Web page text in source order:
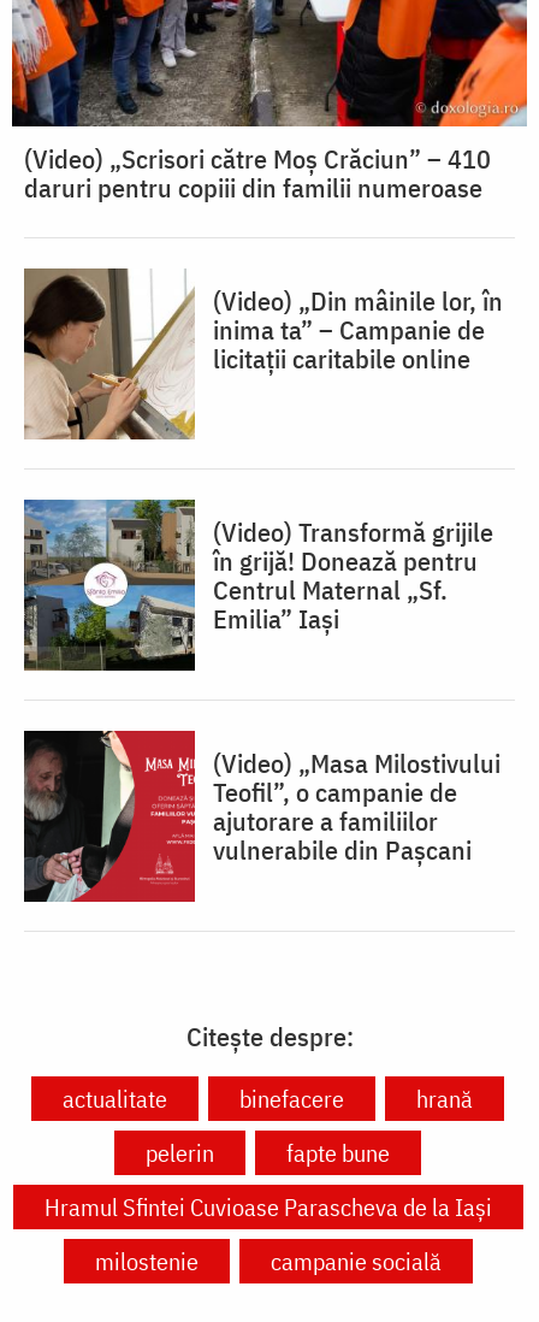
(Video) „Scrisori către Moș Crăciun” – 410
daruri pentru copiii din familii numeroase
(Video) „Din mâinile lor, în
inima ta” – Campanie de
licitații caritabile online
(Video) Transformă grijile
în grijă! Donează pentru
Centrul Maternal „Sf.
Emilia” Iași
(Video) „Masa Milostivului
Teofil”, o campanie de
ajutorare a familiilor
vulnerabile din Pașcani
Citește despre:
actualitate binefacere
hrană
pelerin
fapte bune
Hramul Sfintei Cuvioase Parascheva de la Iași
milostenie
campanie socială